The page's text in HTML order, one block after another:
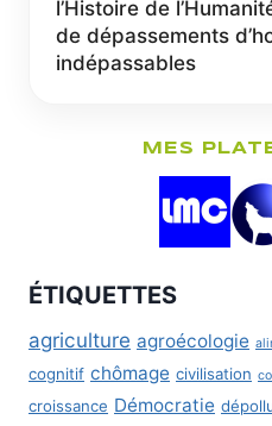
l’Histoire de
de dépassements
indépassables
MES
ÉTIQUETTES
agriculture agroécologie
cognitif chômage civilisation
croissance Démocratie